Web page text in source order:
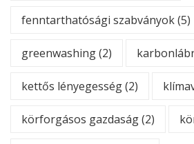
fenntarthatósági szabványok(5)
greenwashing(2)
kettős lényegesség(2)
körforgásos gazdaság(2)